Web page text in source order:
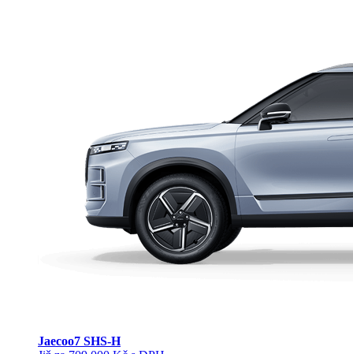
Jaecoo7 SHS-H